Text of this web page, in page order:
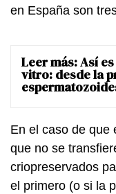
en España son
Leer más:Así
vitro: desde la
En el caso de que
que no se
criopreservados
el primero (o si la